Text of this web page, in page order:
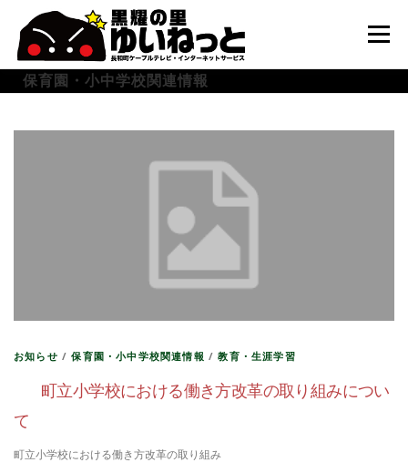
メニュー
ユーザーサポート
保育園・小中学校関連情報
お知らせ /保育園・小中学校関連情報 /教育・生涯学習
町立小学校における働き方改革の取り組みについ
て
町立小学校における働き方改革の取り組み